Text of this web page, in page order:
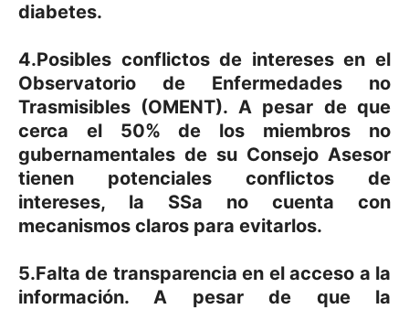
diabetes.
4.Posibles conflictos de intereses en el
Observatorio de Enfermedades no
Trasmisibles (OMENT). A pesar de que
cerca el 50% de los miembros no
gubernamentales de su Consejo Asesor
tienen potenciales conflictos de
intereses, la SSa no cuenta con
mecanismos claros para evitarlos.
5.Falta de transparencia en el acceso a la
información. A pesar de que la